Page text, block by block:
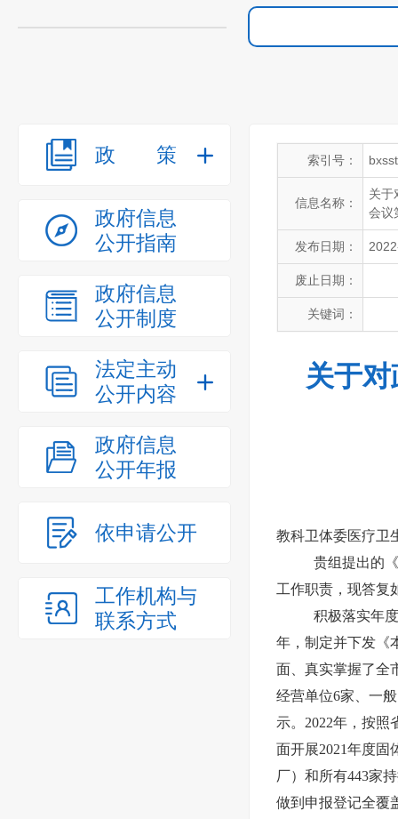
政策
政府信息
公开指南
政府信息
公开制度
法定主动
公开内容
政府信息
公开年报
依申请公开
工作机构与
联系方式
索引号：
信息名称：
关于
会议
发布日期：
废止日期：
关键词：
关于
教科卫体委医疗卫
贵组提出的
工作职责，现答复
积极落实年
年，制定并下发《
面、真实掌握了全
经营单位6家、一
示。2022年，按
面开展2021年度固
厂）和所有443家
做到申报登记全覆